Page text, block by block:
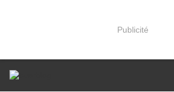
Publicité